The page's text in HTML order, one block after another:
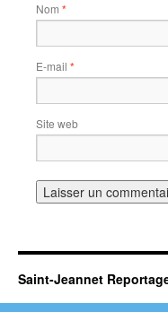
Nom *
E-mail *
Site web
Saint-Jeannet